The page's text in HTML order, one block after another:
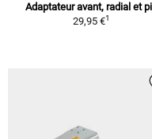
Adaptateur avant, radial et
29,95 €1